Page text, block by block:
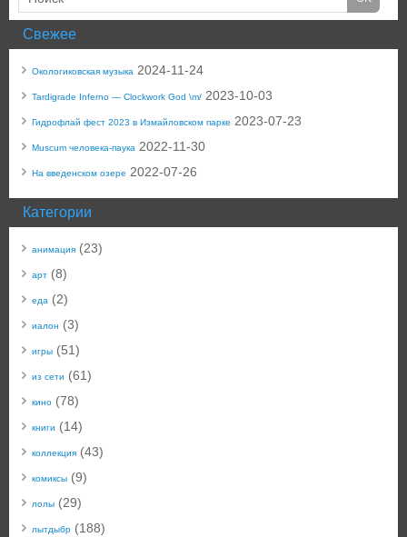
Свежее
Окологиковская музыка 2024-11-24
Tardigrade Inferno — Clockwork God \m/ 2023-10-03
Гидрофлай фест 2023 в Измайловском парке 2023-07-23
Muscum человека-паука 2022-11-30
На введенском озере 2022-07-26
Категории
анимация (23)
арт (8)
еда (2)
иалон (3)
игры (51)
из сети (61)
кино (78)
книги (14)
коллекция (43)
комиксы (9)
лолы (29)
лытдыбр (188)